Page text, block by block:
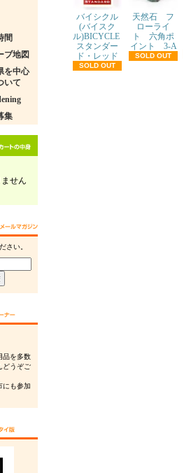
間
ブ地図
を中心
いて
集
せん
さい。
品を多数
どうぞご
にも参加
バイシクル
(バイスク
ル)BICYCLE
スタンダー
ド・レッド
SOLD OUT
天然石 フ
ローライ
ト 六角ポ
イント 3-A
SOLD OUT